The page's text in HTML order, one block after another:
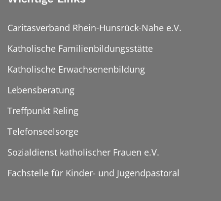
Caritasverband Rhein-Hunsrück-Nahe e.V.
Katholische Familienbildungsstätte
Katholische Erwachsenenbildung
Lebensberatung
Treffpunkt Reling
Telefonseelsorge
Sozialdienst katholischer Frauen e.V.
Fachstelle für Kinder- und Jugendpastoral